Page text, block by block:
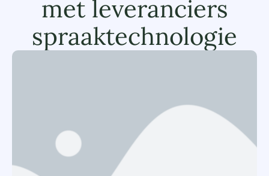
met leveranciers
spraaktechnologie